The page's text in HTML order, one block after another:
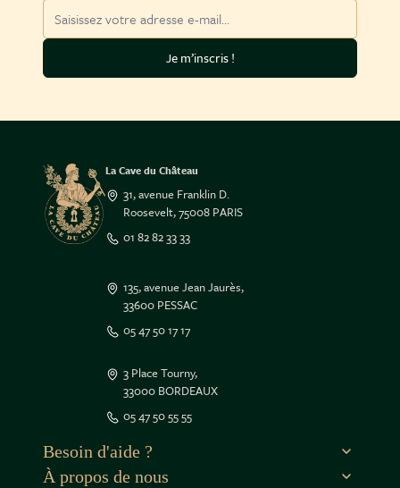
Je m’inscris !
La Cave du Château
31, avenue Franklin D.
Roosevelt, 75008 PARIS
01 82 82 33 33
135, avenue Jean Jaurès,
33600 PESSAC
05 47 50 17 17
3 Place Tourny,
33000 BORDEAUX
05 47 50 55 55
Besoin d'aide ?
À propos de nous